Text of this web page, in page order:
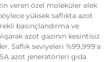
veren özel moleküler elek
yüksek saflıkta azot
basınçlandırma ve
azot gazının kesintisiz
Saflık seviyeleri %99,999'a
azot jeneratörleri gıda